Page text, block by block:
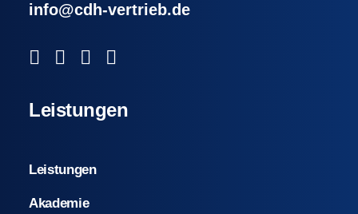
info@cdh-vertrieb.de
Leistungen
Leistungen
Akademie